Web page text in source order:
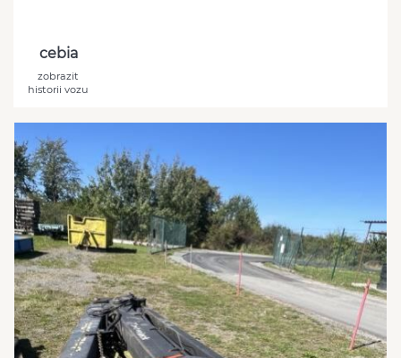
cebia
zobrazit
historii vozu